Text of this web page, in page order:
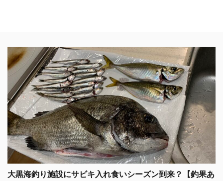
大黒海釣り施設にサビキ入れ食いシーズン到来？【釣果あ